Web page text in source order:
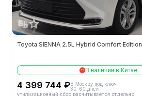
Toyota SIENNA 2.5L Hybrid Comfort Edition
В наличии в Китае
4 399 744 ₽В Москву под ключ
30-60 дней
утилизационный сбор расчитывается отдельно